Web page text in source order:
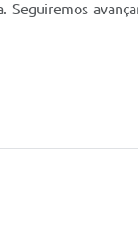
Seguiremos